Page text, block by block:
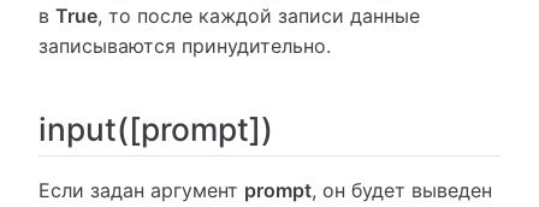
в True, то после каждой записи данные
записываются принудительно.
input([prompt])
Если задан аргумент prompt, он будет выведен